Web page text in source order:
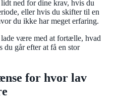
ned for dine krav, hvis du
eller hvis du skifter til en
du ikke har meget erfaring.
være med at fortælle, hvad
går efter at få en stor
for hvor lav